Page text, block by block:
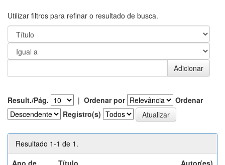
Utilizar filtros para refinar o resultado de busca.
Result./Pág. | Ordenar por
Ordenar
Registro(s)
Resultado 1-1 de 1.
Ano de
Título Autor(es)